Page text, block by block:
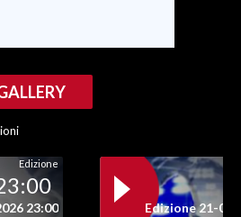
Edizione
23:00 Edizione 21-05-